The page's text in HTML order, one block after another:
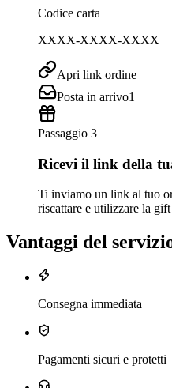
Codice carta
XXXX-XXXX-XXXX
Apri link ordine
Posta in arrivo1
Passaggio 3
Ricevi il link della
Ti inviamo un link al tuo
riscattare e utilizzare la
Vantaggi del
Consegna immediata
Pagamenti sicuri e protetti